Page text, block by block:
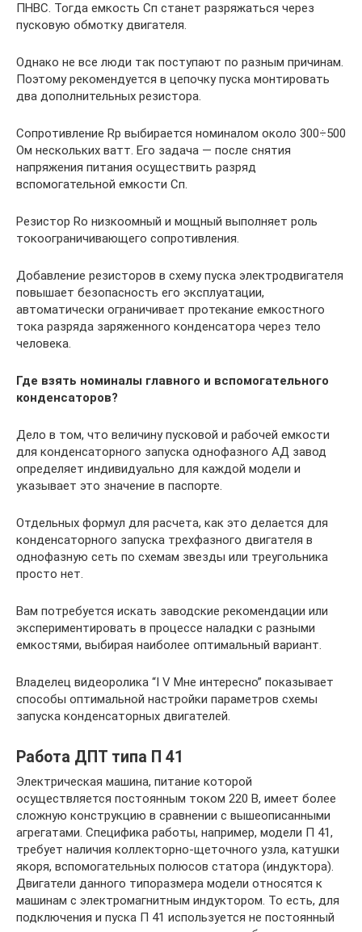
ПНВС. Тогда емкость Сп станет разряжаться через
пусковую обмотку двигателя.
Однако не все люди так поступают по разным причинам.
Поэтому рекомендуется в цепочку пуска монтировать
два дополнительных резистора.
Сопротивление Rр выбирается номиналом около 300÷500
Ом нескольких ватт. Его задача — после снятия
напряжения питания осуществить разряд
вспомогательной емкости Сп.
Резистор Rо низкоомный и мощный выполняет роль
токоограничивающего сопротивления.
Добавление резисторов в схему пуска электродвигателя
повышает безопасность его эксплуатации,
автоматически ограничивает протекание емкостного
тока разряда заряженного конденсатора через тело
человека.
Где взять номиналы главного и вспомогательного
конденсаторов?
Дело в том, что величину пусковой и рабочей емкости
для конденсаторного запуска однофазного АД завод
определяет индивидуально для каждой модели и
указывает это значение в паспорте.
Отдельных формул для расчета, как это делается для
конденсаторного запуска трехфазного двигателя в
однофазную сеть по схемам звезды или треугольника
просто нет.
Вам потребуется искать заводские рекомендации или
экспериментировать в процессе наладки с разными
емкостями, выбирая наиболее оптимальный вариант.
Владелец видеоролика “I V Мне интересно” показывает
способы оптимальной настройки параметров схемы
запуска конденсаторных двигателей.
Работа ДПТ типа П 41
Электрическая машина, питание которой
осуществляется постоянным током 220 В, имеет более
сложную конструкцию в сравнении с вышеописанными
агрегатами. Специфика работы, например, модели П 41,
требует наличия коллекторно-щеточного узла, катушки
якоря, вспомогательных полюсов статора (индуктора).
Двигатели данного типоразмера модели относятся к
машинам с электромагнитным индуктором. То есть, для
подключения и пуска П 41 используется не постоянный